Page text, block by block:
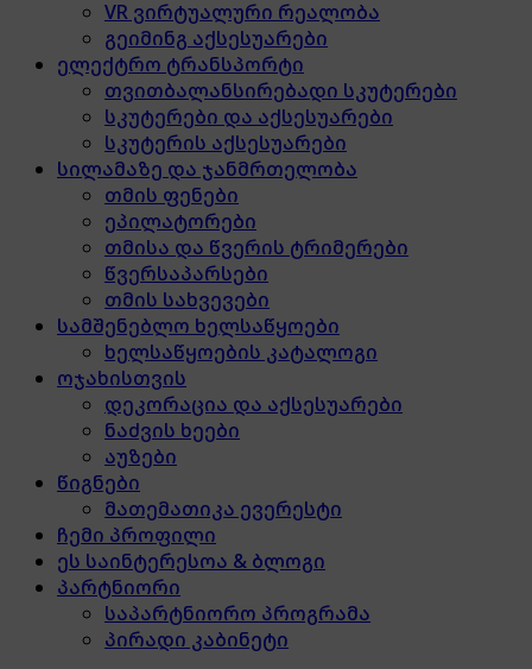
VR ვირტუალური რეალობა
გეიმინგ აქსესუარები
ელექტრო ტრანსპორტი
თვითბალანსირებადი სკუტერები
სკუტერები და აქსესუარები
სკუტერის აქსესუარები
სილამაზე და ჯანმრთელობა
თმის ფენები
ეპილატორები
თმისა და წვერის ტრიმერები
წვერსაპარსები
თმის სახვევები
სამშენებლო ხელსაწყოები
ხელსაწყოების კატალოგი
ოჯახისთვის
დეკორაცია და აქსესუარები
ნაძვის ხეები
აუზები
წიგნები
მათემათიკა ევერესტი
ჩემი პროფილი
ეს საინტერესოა & ბლოგი
პარტნიორი
საპარტნიორო პროგრამა
პირადი კაბინეტი